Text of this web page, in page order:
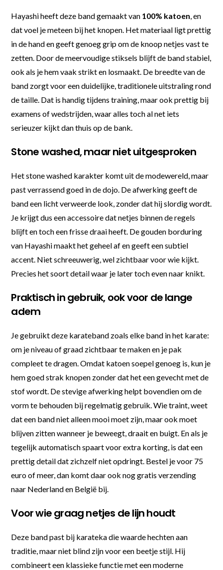
Hayashi heeft deze band gemaakt van 100% katoen, en
dat voel je meteen bij het knopen. Het materiaal ligt prettig
in de hand en geeft genoeg grip om de knoop netjes vast te
zetten. Door de meervoudige stiksels blijft de band stabiel,
ook als je hem vaak strikt en losmaakt. De breedte van de
band zorgt voor een duidelijke, traditionele uitstraling rond
de taille. Dat is handig tijdens training, maar ook prettig bij
examens of wedstrijden, waar alles toch al net iets
serieuzer kijkt dan thuis op de bank.
Stone washed, maar niet uitgesproken
Het stone washed karakter komt uit de modewereld, maar
past verrassend goed in de dojo. De afwerking geeft de
band een licht verweerde look, zonder dat hij slordig wordt.
Je krijgt dus een accessoire dat netjes binnen de regels
blijft en toch een frisse draai heeft. De gouden borduring
van Hayashi maakt het geheel af en geeft een subtiel
accent. Niet schreeuwerig, wel zichtbaar voor wie kijkt.
Precies het soort detail waar je later toch even naar knikt.
Praktisch in gebruik, ook voor de lange
adem
Je gebruikt deze karateband zoals elke band in het karate:
om je niveau of graad zichtbaar te maken en je pak
compleet te dragen. Omdat katoen soepel genoeg is, kun je
hem goed strak knopen zonder dat het een gevecht met de
stof wordt. De stevige afwerking helpt bovendien om de
vorm te behouden bij regelmatig gebruik. Wie traint, weet
dat een band niet alleen mooi moet zijn, maar ook moet
blijven zitten wanneer je beweegt, draait en buigt. En als je
tegelijk automatisch spaart voor extra korting, is dat een
prettig detail dat zichzelf niet opdringt. Bestel je voor 75
euro of meer, dan komt daar ook nog gratis verzending
naar Nederland en België bij.
Voor wie graag netjes de lijn houdt
Deze band past bij karateka die waarde hechten aan
traditie, maar niet blind zijn voor een beetje stijl. Hij
combineert een klassieke functie met een moderne